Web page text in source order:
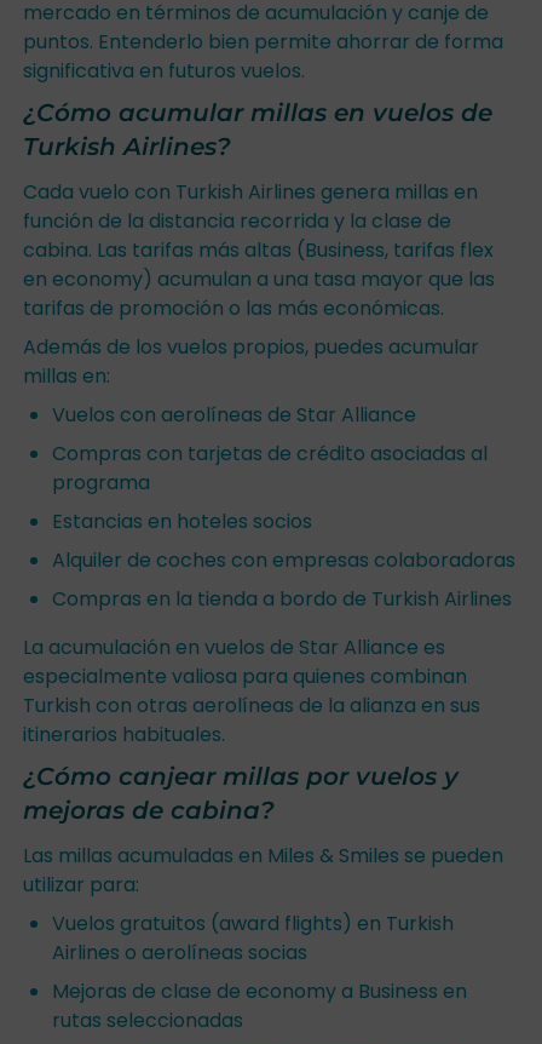
mercado en términos de acumulación y canje de
puntos. Entenderlo bien permite ahorrar de forma
significativa en futuros vuelos.
¿Cómo acumular millas en vuelos de
Turkish Airlines?
Cada vuelo con Turkish Airlines genera millas en
función de la distancia recorrida y la clase de
cabina. Las tarifas más altas (Business, tarifas flex
en economy) acumulan a una tasa mayor que las
tarifas de promoción o las más económicas.
Además de los vuelos propios, puedes acumular
millas en:
Vuelos con aerolíneas de Star Alliance
Compras con tarjetas de crédito asociadas al
programa
Estancias en hoteles socios
Alquiler de coches con empresas colaboradoras
Compras en la tienda a bordo de Turkish Airlines
La acumulación en vuelos de Star Alliance es
especialmente valiosa para quienes combinan
Turkish con otras aerolíneas de la alianza en sus
itinerarios habituales.
¿Cómo canjear millas por vuelos y
mejoras de cabina?
Las millas acumuladas en Miles & Smiles se pueden
utilizar para:
Vuelos gratuitos (award flights) en Turkish
Airlines o aerolíneas socias
Mejoras de clase de economy a Business en
rutas seleccionadas